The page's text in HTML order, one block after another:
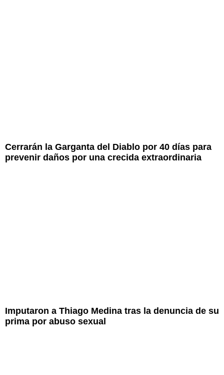
Cerrarán la Garganta del Diablo por 40 días para
prevenir daños por una crecida extraordinaria
Imputaron a Thiago Medina tras la denuncia de su
prima por abuso sexual